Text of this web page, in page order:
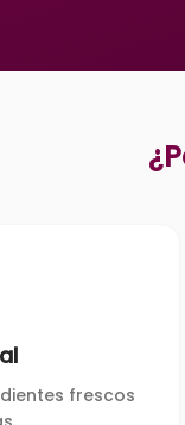
frescos